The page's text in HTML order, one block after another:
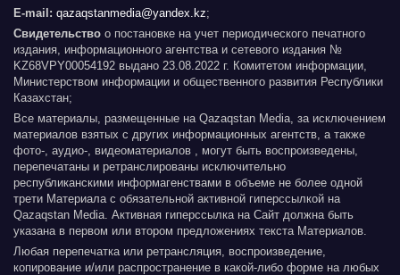
E-mail: qazaqstanmedia@yandex.kz;
Свидетельство о постановке на учет периодического печатного
издания, информационного агентства и сетевого издания №
KZ68VPY00054192 выдано 23.08.2022 г. Комитетом информации,
Министерством информации и общественного развития Республики
Казахстан;
Все материалы, размещенные на Qazaqstan Media, за исключением
материалов взятых с других информационных агентств, а также
фото-, аудио-, видеоматериалов , могут быть воспроизведены,
перепечатаны и ретранслированы исключительно
республиканскими информагенствами в объеме не более одной
трети Материала с обязательной активной гиперссылкой на
Qazaqstan Media. Активная гиперссылка на Сайт должна быть
указана в первом или втором предложениях текста Материалов.
Любая перепечатка или ретрансляция, воспроизведение,
копирование и/или распространение в какой-либо форме на любых